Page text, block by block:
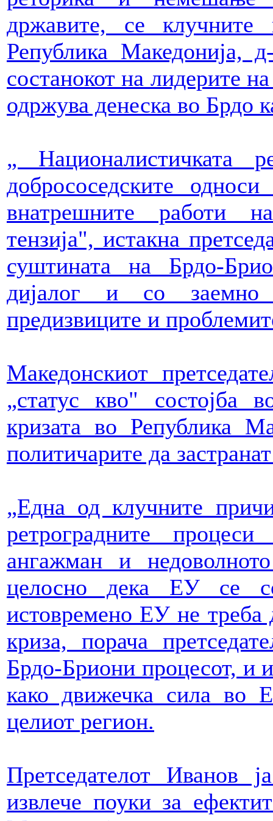
државите, се клучните
Република Македонија,
состанокот на лидерите
одржува денеска во Брдо
„ Националистичката
добрососедските
внатрешните работи
тензија", истакна
суштината на Брдо-
дијалог и со
предизвиците и
Македонскиот
„статус кво" состојба
кризата во Република
политичарите да
„Една од клучните
ретроградните
ангажман и
целосно дека ЕУ се
истовремено ЕУ не треба
криза, порача
Брдо-Бриони процесот, и
како движечка сила
целиот регион.
Претседателот Иванов
извлече поуки за